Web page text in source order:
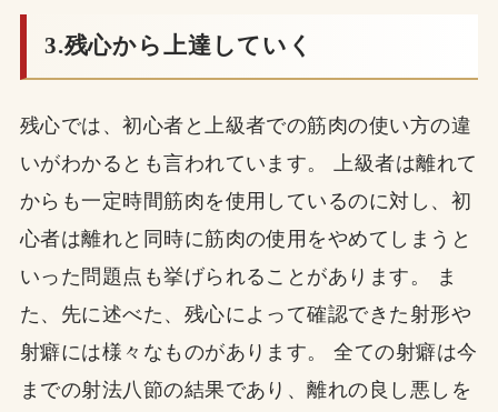
3.残心から上達していく
残心では、初心者と上級者での筋肉の使い方の違
いがわかるとも言われています。 上級者は離れて
からも一定時間筋肉を使用しているのに対し、初
心者は離れと同時に筋肉の使用をやめてしまうと
いった問題点も挙げられることがあります。 ま
た、先に述べた、残心によって確認できた射形や
射癖には様々なものがあります。 全ての射癖は今
までの射法八節の結果であり、離れの良し悪しを